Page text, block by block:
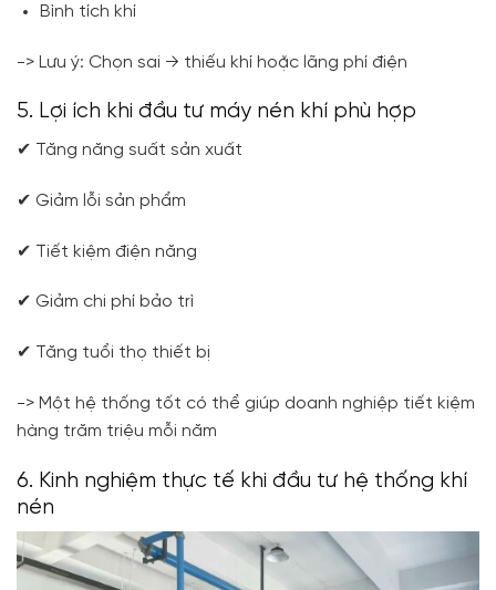
Bình tích khí
-> Lưu ý: Chọn sai → thiếu khí hoặc lãng phí điện
5. Lợi ích khi đầu tư máy nén khí phù hợp
✔ Tăng năng suất sản xuất
✔ Giảm lỗi sản phẩm
✔ Tiết kiệm điện năng
✔ Giảm chi phí bảo trì
✔ Tăng tuổi thọ thiết bị
-> Một hệ thống tốt có thể giúp doanh nghiệp tiết kiệm
hàng trăm triệu mỗi năm
6. Kinh nghiệm thực tế khi đầu tư hệ thống khí
nén